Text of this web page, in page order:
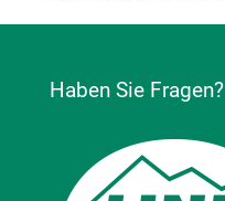
Haben Sie Fragen?